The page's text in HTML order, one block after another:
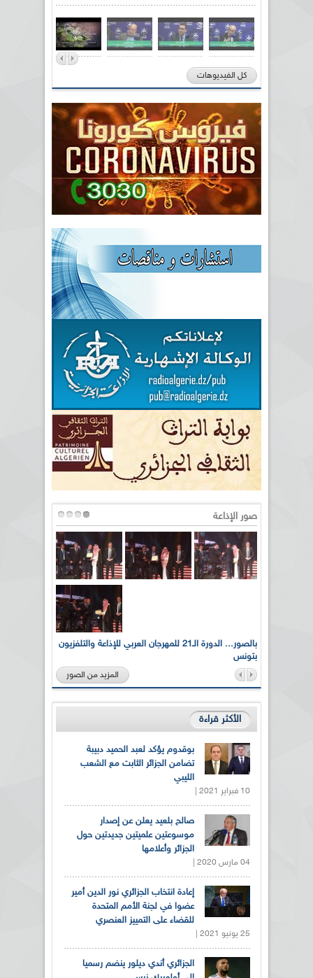
كل الفيديوهات
صور الإذاعة
بالصور... الدورة الـ21 للمهرجان العربي للإذاعة والتلفزيون
بتونس
المزيد من الصور
الأكثر قراءة
بوقدوم يؤكد لعبد الحميد دبيبة
تضامن الجزائر الثابت مع الشعب
الليبي
10 فبراير 2021 |
صالح بلعيد يعلن عن إصدار
موسوعتين علميتين جديدتين حول
الجزائر وأعلامها
04 مارس 2020 |
إعادة انتخاب الجزائري نور الدين أمير
عضوا في لجنة الأمم المتحدة
للقضاء على التمييز العنصري
25 يونيو 2021 |
الجزائري أندي ديلور ينضم رسميا